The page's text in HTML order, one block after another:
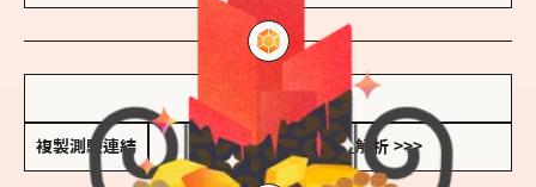
複製測驗連結 查看香氛類型全解析 >>>